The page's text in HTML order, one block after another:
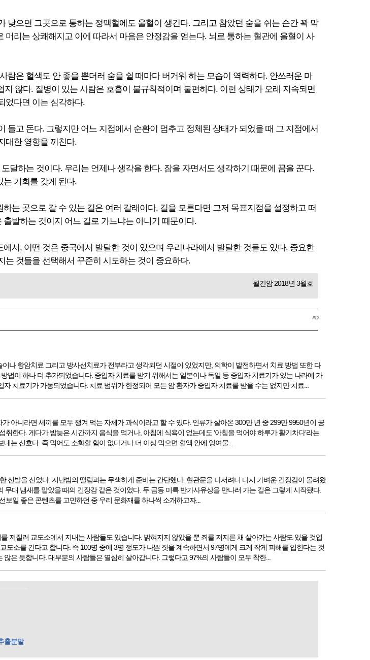
으면 그곳으로 통하는 정맥혈에도 울혈이 생긴다. 그리고 참았던 숨을 쉬는 순간 꽉 막
리는 상쾌해지고 이에 따라서 마음은 안정감을 얻는다. 뇌로 통하는 혈관에 울혈이 사
은 혈색도 안 좋을 뿐더러 숨을 쉴 때마다 버거워 하는 모습이 역력하다. 안쓰러운 마
않다. 질병이 있는 사람은 호흡이 불규칙적이며 불편하다. 이런 상태가 오래 지속되면
었다면 이는 심각하다.
고 돈다. 그렇지만 어느 지점에서 순환이 멈추고 정체된 상태가 되었을 때 그 지점에서
대한 영향을 끼친다.
달하는 것이다. 우리는 언제나 생각을 한다. 잠을 자면서도 생각하기 때문에 꿈을 꾼다.
는 기회를 갖게 된다.
는 곳으로 갈 수 있는 길은 여러 갈래이다. 길을 모른다면 그저 목표지점을 설정하고 떠
발하는 것이지 어느 길로 가느냐는 아니기 때문이다.
서, 어떤 것은 중국에서 발달한 것이 있으며 우리나라에서 발달한 것들도 있다. 중요한
것들을 선택해서 꾸준히 시도하는 것이 중요하다.
월간암 2018년 3월호
AD
나 항암치료 그리고 방사선치료가 전부라고 생각되던 시절이 있었지만, 의학이 발전하면서 치료 방법 또한 다
법이 하나 더 추가되었습니다. 중입자 치료를 받기 위해서는 일본이나 독일 등 중입자 치료기가 있는 나라에 가
치료기가 가동되었습니다. 치료 범위가 한정되어 모든 암 환자가 중입자 치료를 받을 수는 없지만 치료...
아니라면 세끼를 모두 챙겨 먹는 자체가 과식이라고 할 수 있다. 인류가 살아온 300만 년 중 299만 9950년이 공
한다. 게다가 밤늦은 시간까지 음식을 먹거나, 아침에 식욕이 없는데도 ‘아침을 먹어야 하루가 활기차다’라는
는 신호다. 즉 먹어도 소화할 힘이 없다거나 더 이상 먹으면 혈액 안에 잉여물...
신발을 신었다. 지난밤의 떨림과는 무색하게 준비는 간단했다. 현관문을 나서려니 다시 가벼운 긴장감이 몰려왔
대 냄새를 맡았을 때의 긴장감 같은 것이었다. 두 금동 미륵 반가사유상을 만나러 가는 길은 그렇게 시작됐다.
일 좋은 콘텐츠를 고민하던 중 우리 문화재를 하나씩 소개하고자...
저질러 교도소에서 지내는 사람들도 있습니다. 밝혀지지 않았을 뿐 죄를 저지른 채 살아가는 사람도 있을 것입
소를 간다고 합니다. 즉 100명 중에 3명 정도가 나쁜 짓을 계속하면서 97명에게 크게 작게 피해를 입힌다는 것
은 듯합니다. 대부분의 사람들은 열심히 살아갑니다. 그렇다고 97%의 사람들이 모두 착한...
출분말